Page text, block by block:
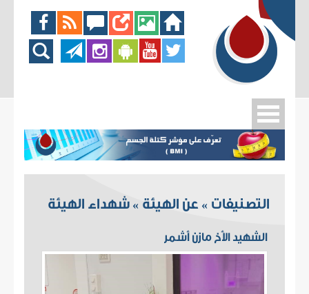
التصنيفات » عن الهيئة » شهداء الهيئة
الشهيد الأخ مازن أشمر